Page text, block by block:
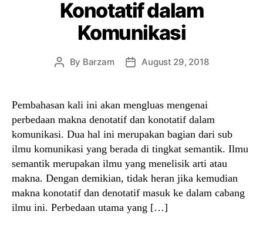
Konotatif dalam
Komunikasi
Post
By Barzam
PostAugust 29, 2018
Pembahasan kali ini akan mengluas mengenai
perbedaan makna denotatif dan konotatif dalam
komunikasi. Dua hal ini merupakan bagian dari sub
ilmu komunikasi yang berada di tingkat semantik. Ilmu
semantik merupakan ilmu yang menelisik arti atau
makna. Dengan demikian, tidak heran jika kemudian
makna konotatif dan denotatif masuk ke dalam cabang
ilmu ini. Perbedaan utama yang […]